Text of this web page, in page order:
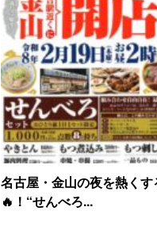
名古屋・金山の夜を熱くす
🔥！“せんべろ...